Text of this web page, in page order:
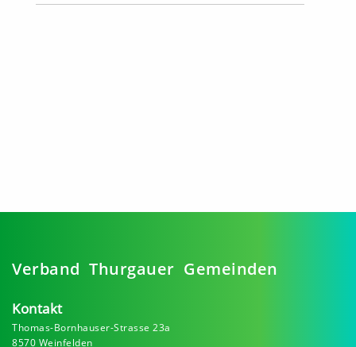
Verband Thurgauer Gemeinden
Kontakt
Thomas-Bornhauser-Strasse 23a
8570 Weinfelden